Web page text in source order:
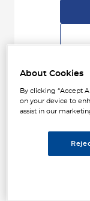
3
9.08
137
About Cookies
By clicking “Accept
on your device to
assist in our